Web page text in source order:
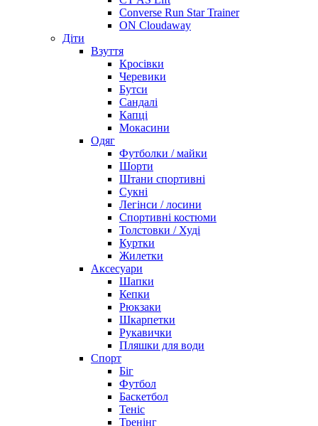
Converse Run Star Trainer
ON Cloudaway
Діти
Взуття
Кросівки
Черевики
Бутси
Сандалі
Капці
Мокасини
Одяг
Футболки / майки
Шорти
Штани спортивні
Сукні
Легінси / лосини
Спортивні костюми
Толстовки / Худі
Куртки
Жилетки
Аксесуари
Шапки
Кепки
Рюкзаки
Шкарпетки
Рукавички
Пляшки для води
Спорт
Біг
Футбол
Баскетбол
Теніс
Тренінг